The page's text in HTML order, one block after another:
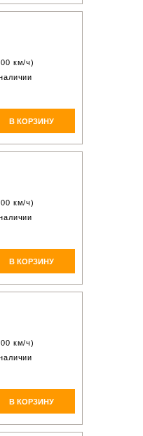
км/ч)
В КОРЗИНУ
км/ч)
В КОРЗИНУ
км/ч)
В КОРЗИНУ